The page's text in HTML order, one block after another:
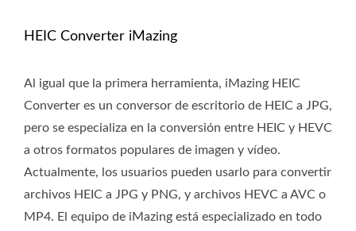
HEIC Converter iMazing
Al igual que la primera herramienta, iMazing HEIC
Converter es un conversor de escritorio de HEIC a JPG,
pero se especializa en la conversión entre HEIC y HEVC
a otros formatos populares de imagen y vídeo.
Actualmente, los usuarios pueden usarlo para convertir
archivos HEIC a JPG y PNG, y archivos HEVC a AVC o
MP4. El equipo de iMazing está especializado en todo